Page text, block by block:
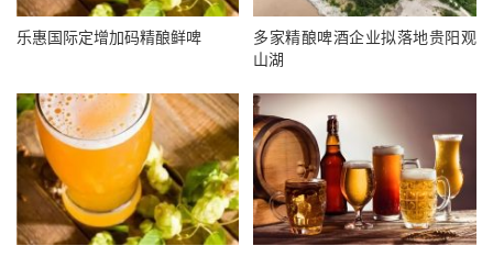
乐惠国际定增加码精酿鲜啤
多家精酿啤酒企业拟落地贵阳观
山湖